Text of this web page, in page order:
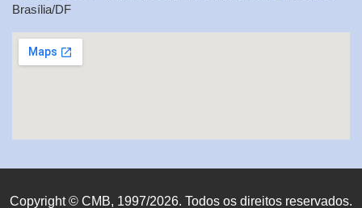
Brasília/DF
Copyright © CMB, 1997/2026. Todos os direitos reservados.